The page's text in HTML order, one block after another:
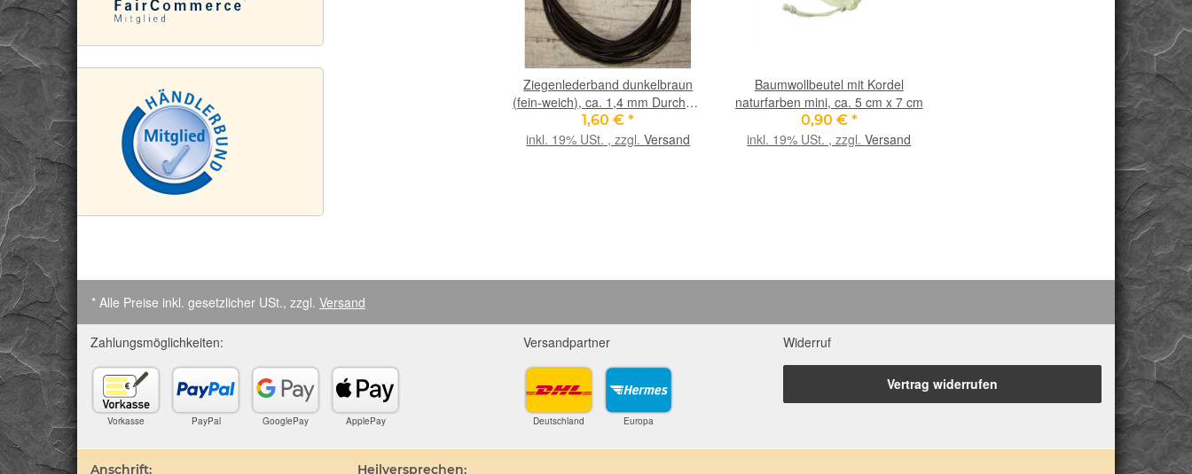
Ziegenlederband dunkelbraun
(fein-weich), ca. 1,4 mm Durchm.,
ca. 1 m lang
1,60 €*
inkl. 19% USt. , zzgl.Versand
Baumwollbeutel mit Kordel
naturfarben mini, ca. 5 cm x 7 cm
0,90 € *
inkl. 19% USt. , zzgl.Versand
* Alle Preise inkl. gesetzlicher USt., zzgl. Versand
Zahlungsmöglichkeiten:
Vorkasse PayPal GooglePay ApplePay
Versandpartner
Deutschland Europa
Widerruf
Vertrag widerrufen
Anschrift: Heilversprechen: